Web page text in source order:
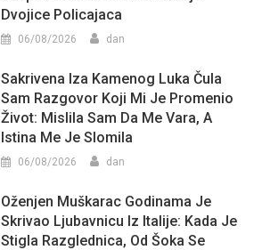
Dvojice Policajaca
06/08/2026 dan
Sakrivena Iza Kamenog Luka Čula
Sam Razgovor Koji Mi Je Promenio
Život: Mislila Sam Da Me Vara, A
Istina Me Je Slomila
06/08/2026 dan
Oženjen Muškarac Godinama Je
Skrivao Ljubavnicu Iz Italije: Kada Je
Stigla Razglednica, Od Šoka Se